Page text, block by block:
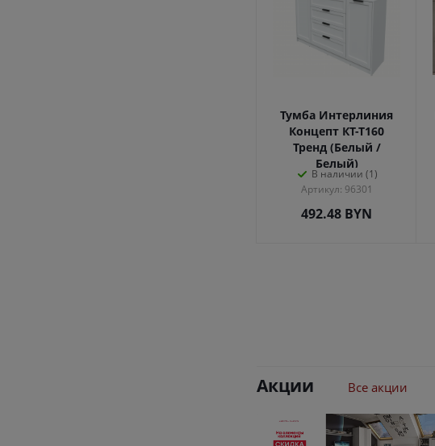
Тумба Интерлиния
Концепт КТ-Т160
Тренд (Белый /
Белый)
В наличии (1)
Артикул: 96301
492.48 BYN
Акции Все акции